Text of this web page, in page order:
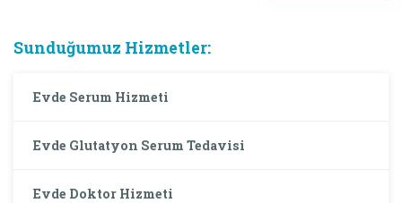
Sunduğumuz Hizmetler:
Evde Serum Hizmeti
Evde Glutatyon Serum Tedavisi
Evde Doktor Hizmeti